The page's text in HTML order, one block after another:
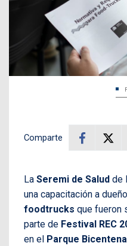
Comparte
La Seremi de Salud de
una capacitación a
foodtrucks que fueron
parte de Festival REC
en el Parque